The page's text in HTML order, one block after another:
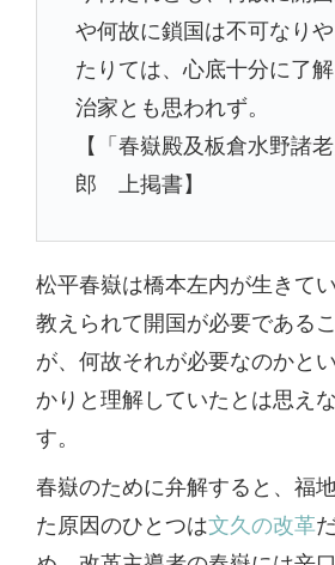
や何故に鎖国は不可なり
たりては、心底十分に了
治家とも思われず。
【「春嶽殿及板倉水野諸
郎 上掲書】
松平春嶽は橋本左内が生きて
教えられて開国が必要である
が、何故それが必要なのかと
かりと理解していたとは思え
す。
春嶽のために弁解すると、福
た原因のひとつは文久の改革